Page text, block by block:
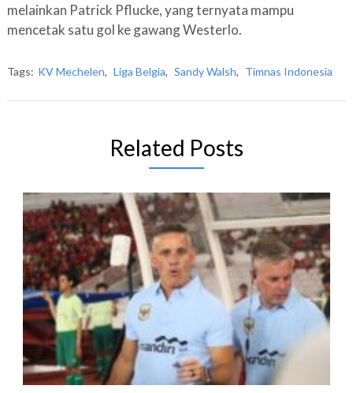
melainkan Patrick Pflucke, yang ternyata mampu
mencetak satu gol ke gawang Westerlo.
Tags: KV Mechelen, Liga Belgia, Sandy Walsh, Timnas Indonesia
Related Posts